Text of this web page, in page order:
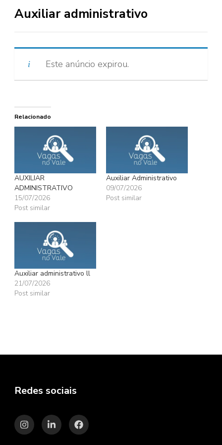
Auxiliar administrativo
Este anúncio expirou.
Relacionado
AUXILIAR
ADMINISTRATIVO
15/07/2026
Post similar
Auxiliar Administrativo
09/07/2026
Post similar
Auxiliar administrativo ll
21/07/2026
Post similar
Redes sociais